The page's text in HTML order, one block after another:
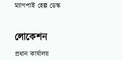
ম্যাগপাই হেল্প ডেস্ক
লোকেশন
প্রধান কার্যালয়